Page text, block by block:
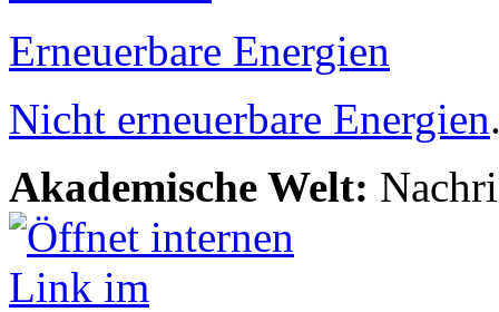
Erneuerbare Energien
Nicht erneuerbare Energien
Akademische Welt: